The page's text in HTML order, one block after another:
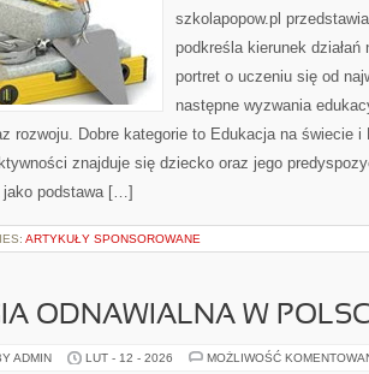
szkolapopow.pl
podkreśla kierunek
portret o uczeniu się od
następne wyzwania
rozwoju. Dobre kategorie to Edukacja na świecie
znajduje się dziecko oraz jego
jako podstawa […]
ARTYKUŁY SPONSOROWANE
ODNAWIALNA W
ADMIN LUT - 12 - 2026 MOŻLIWOŚĆ